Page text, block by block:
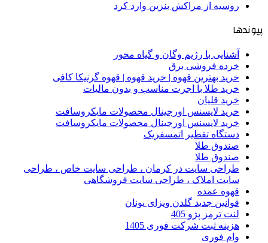
روسیه از مراکش بنزین وارد کرد
پیوندها
آشنایی با رژیم وگان و گیاه محور
خرده فروشی برق
خرید بهترین قهوه | خرید قهوه | قهوه گرنیکا کافی
خرید طلا با اجرت مناسب و بدون مالیات
خرید قلیان
خرید لایسنس اورجینال محصولات مایکروسافت
خرید لایسنس اورجینال محصولات مایکروسافت
دستگاه تقطیر اتمسفریک
صندوق طلا
صندوق طلا
طراحی سایت در کرمان ، طراحی سایت خاص ، طراحی
سایت املاک ، طراحی سایت فروشگاهی
قهوه عمده
قوانین جدید گلدن ویزای یونان
لنت ترمز پژو 405
هزینه ثبت شرکت فوری 1405
وام فوری